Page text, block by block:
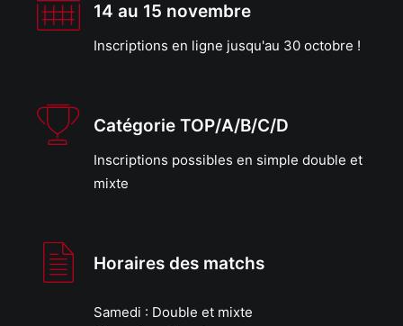
14 au 15 novembre
Inscriptions en ligne jusqu'au 30 octobre !
Catégorie TOP/A/B/C/D
Inscriptions possibles en simple double et
mixte
Horaires des matchs
Samedi : Double et mixte